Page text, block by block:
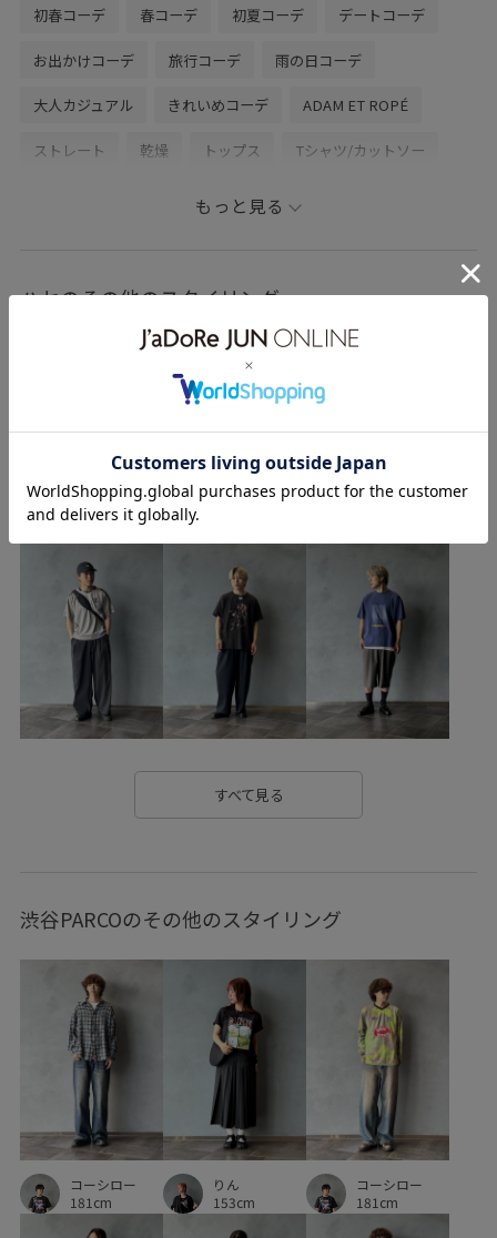
All day 11:00 - 21:00
タップをして下さい
初春コーデ 春コーデ 初夏コーデ デートコーデ
お出かけコーデ 旅行コーデ 雨の日コーデ
大人カジュアル きれいめコーデ ADAM ET ROPÉ
ストレート 乾燥 トップス Tシャツ/カットソー
デニムジャケット
26SSデニムpick_up adamjeans_26ss
styling_sample_01 Tシャツ USAコットン
ふくらみ
クルーネック コクーンシルエット コットン
コットン100% コントラスト
タック ダウン ダメージ加工 デザイン性
デニム生地 ドライタッチ
ドロップショルダー ナチュラル ハリ感
パジャマ ブルゾン プルオーバー ベーシック
リピート購入
レイヤードスタイル ロンT ロングシーズン
上品 保温性 天竺 定番 幅広
柔らかい肌触り 柔らかい風合い 現代的なスタイル
着やすい 着脱しやすい 秋冬
立体感 肌触りが良い 裏毛 軽い着心地
重ね着に重宝 長く使える
もっと見る
ハセのその他のスタイリング
すべて見る
渋谷PARCOのその他のスタイリング
コーシロー
181cm
りん
153cm
コーシロー
181cm